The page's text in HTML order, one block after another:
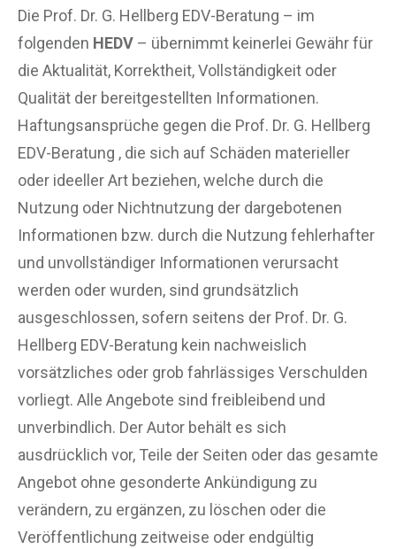
Die Prof. Dr. G. Hellberg EDV-Beratung – im
folgenden HEDV – übernimmt keinerlei Gewähr für
die Aktualität, Korrektheit, Vollständigkeit oder
Qualität der bereitgestellten Informationen.
Haftungsansprüche gegen die Prof. Dr. G. Hellberg
EDV-Beratung , die sich auf Schäden materieller
oder ideeller Art beziehen, welche durch die
Nutzung oder Nichtnutzung der dargebotenen
Informationen bzw. durch die Nutzung fehlerhafter
und unvollständiger Informationen verursacht
werden oder wurden, sind grundsätzlich
ausgeschlossen, sofern seitens der Prof. Dr. G.
Hellberg EDV-Beratung kein nachweislich
vorsätzliches oder grob fahrlässiges Verschulden
vorliegt. Alle Angebote sind freibleibend und
unverbindlich. Der Autor behält es sich
ausdrücklich vor, Teile der Seiten oder das gesamte
Angebot ohne gesonderte Ankündigung zu
verändern, zu ergänzen, zu löschen oder die
Veröffentlichung zeitweise oder endgültig